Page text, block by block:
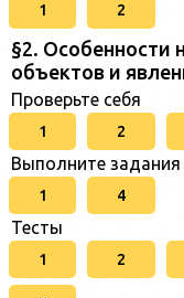
1 2
§2. Особенности
объектов и
Проверьте себя
1 2
Выполните задания
1 4
Тесты
1 2